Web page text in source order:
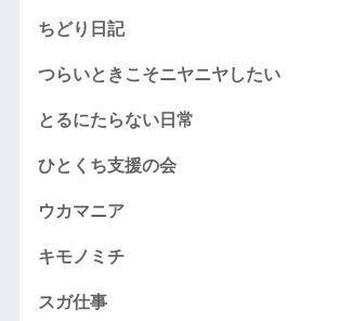
ちどり日記
つらいときこそニヤニヤしたい
とるにたらない日常
ひとくち支援の会
ウカマニア
キモノミチ
スガ仕事